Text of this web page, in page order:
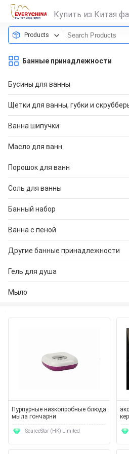
Купить из Китая
Products
Банные принадлежности
Бусины для ванны
Щетки для ванны, губки и
Ванна шипучки
Масло для ванн
Порошок для ванн
Соль для ванны
Банный набор
Ванна с пеной
Другие банные принадлежности
Гель для душа
Мыло
Пурпурные низкопробные блюда
мыла гончарни
SourceStar (HK) Limited